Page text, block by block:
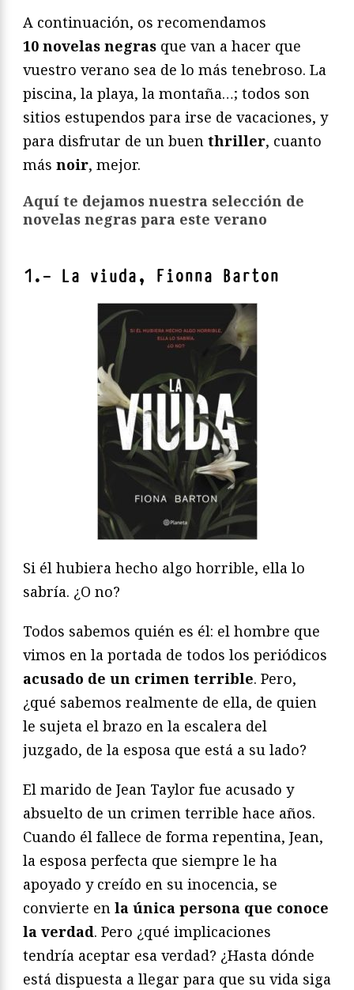
A continuación, os recomendamos
10 novelas negras que van a hacer que
vuestro verano sea de lo más tenebroso. La
piscina, la playa, la montaña…; todos son
sitios estupendos para irse de vacaciones, y
para disfrutar de un buen thriller, cuanto
más noir, mejor.
Aquí te dejamos nuestra selección de
novelas negras para este verano
1.- La viuda, Fionna Barton
Si él hubiera hecho algo horrible, ella lo
sabría. ¿O no?
Todos sabemos quién es él: el hombre que
vimos en la portada de todos los periódicos
acusado de un crimen terrible. Pero,
¿qué sabemos realmente de ella, de quien
le sujeta el brazo en la escalera del
juzgado, de la esposa que está a su lado?
El marido de Jean Taylor fue acusado y
absuelto de un crimen terrible hace años.
Cuando él fallece de forma repentina, Jean,
la esposa perfecta que siempre le ha
apoyado y creído en su inocencia, se
convierte en la única persona que conoce
la verdad. Pero ¿qué implicaciones
tendría aceptar esa verdad? ¿Hasta dónde
está dispuesta a llegar para que su vida siga